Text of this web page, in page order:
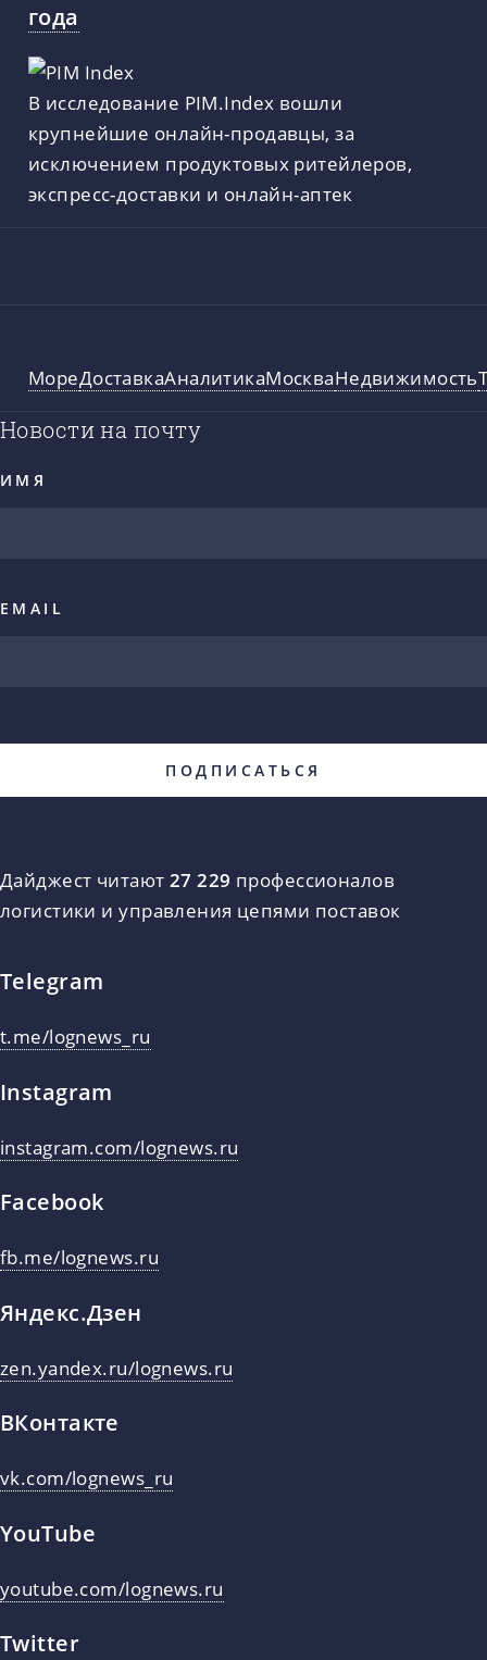
года
В исследование PIM.Index вошли
крупнейшие онлайн-продавцы, за
исключением продуктовых ритейлеров,
экспресс-доставки и онлайн-аптек
МореДоставкаАналитикаМоскваНедвижимость
Новости на почту
ИМЯ
EMAIL
Дайджест читают 27 229 профессионалов
логистики и управления цепями поставок
Telegram
t.me/lognews_ru
Instagram
instagram.com/lognews.ru
Facebook
fb.me/lognews.ru
Яндекс.Дзен
zen.yandex.ru/lognews.ru
ВКонтакте
vk.com/lognews_ru
YouTube
youtube.com/lognews.ru
Twitter